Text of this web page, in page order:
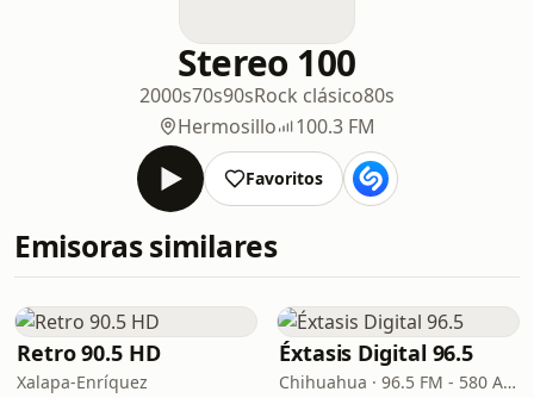
Stereo 100
2000s70s90sRock clásico80s
Hermosillo
100.3 FM
Favoritos
Emisoras similares
Retro 90.5 HD
Xalapa-Enríquez
Éxtasis Digital 96.5
Chihuahua · 96.5 FM - 580 AM